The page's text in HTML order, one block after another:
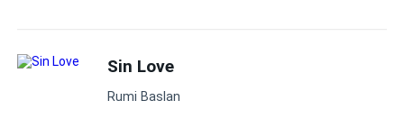
Sin Love
Rumi Baslan